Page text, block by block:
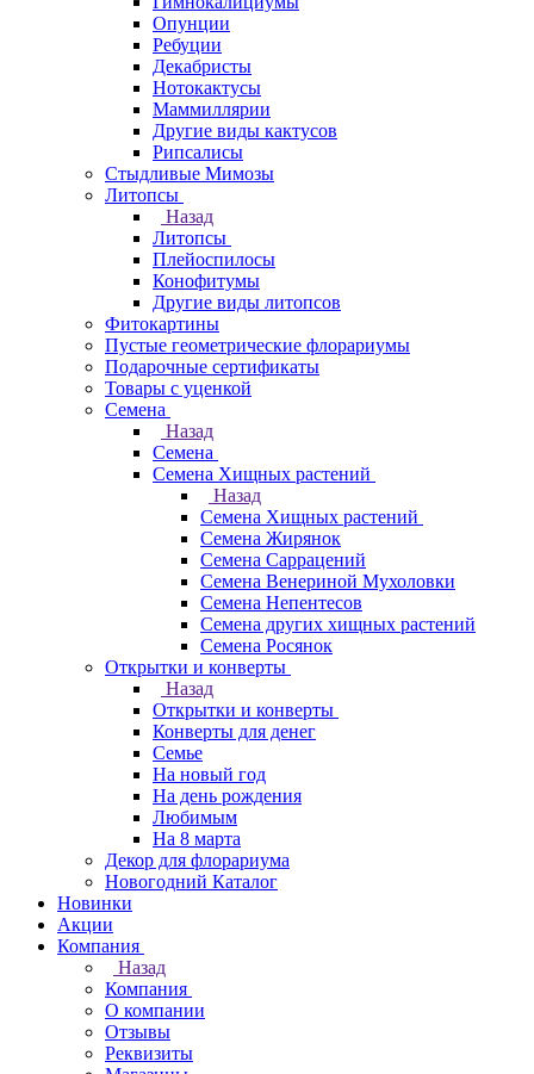
Опунции
Ребуции
Декабристы
Нотокактусы
Маммиллярии
Другие виды кактусов
Рипсалисы
Стыдливые Мимозы
Литопсы
Назад
Литопсы
Плейоспилосы
Конофитумы
Другие виды литопсов
Фитокартины
Пустые геометрические флорариумы
Подарочные сертификаты
Товары с уценкой
Семена
Назад
Семена
Семена Хищных растений
Назад
Семена Хищных растений
Семена Жирянок
Семена Саррацений
Семена Венериной Мухоловки
Семена Непентесов
Семена других хищных растений
Семена Росянок
Открытки и конверты
Назад
Открытки и конверты
Конверты для денег
Семье
На новый год
На день рождения
Любимым
На 8 марта
Декор для флорариума
Новогодний Каталог
Новинки
Акции
Компания
Назад
Компания
О компании
Отзывы
Реквизиты